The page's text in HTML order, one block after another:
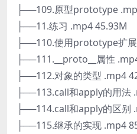
├──109.原型prototype
├──11.练习 .mp4 45.93M
├──110.使用prototype扩
├──111.__proto__属性
├──112.对象的类型 .mp4
├──113.call和apply的用法
├──114.call和apply的区别
├──115.继承的实现 .mp4